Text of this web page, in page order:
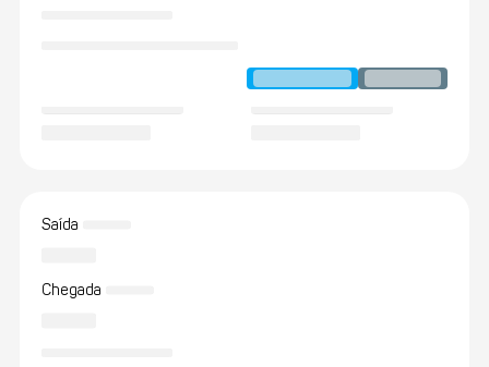
Saída
Chegada